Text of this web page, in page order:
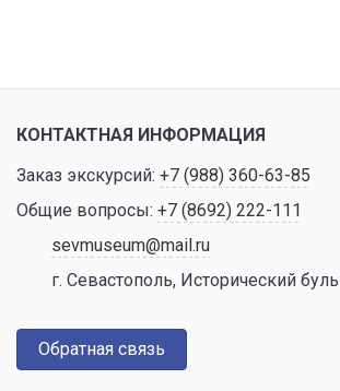
КОНТАКТНАЯ ИНФОРМАЦИЯ
Заказ экскурсий: +7 (988) 360-63-85
Общие вопросы: +7 (8692) 222-111
sevmuseum@mail.ru
г. Севастополь, Исторический
Обратная связь